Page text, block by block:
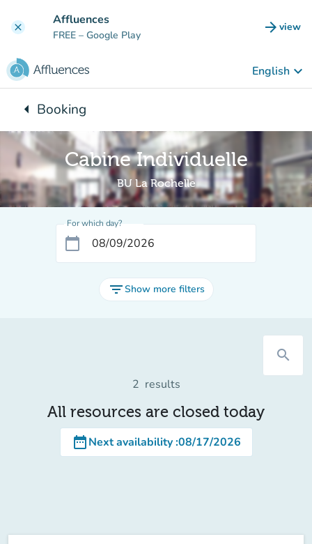
clear Affluences
FREE – Google Play arrow_forward view
(new
English keyboard_arrow_down
arrow_leftBack to:
Booking
Cabine Individuelle
BU La Rochelle
For which day?
calendar_today
filter_listShow more filters
search
2 results
All resources are closed today
date_rangeNext availability:08/17/2026